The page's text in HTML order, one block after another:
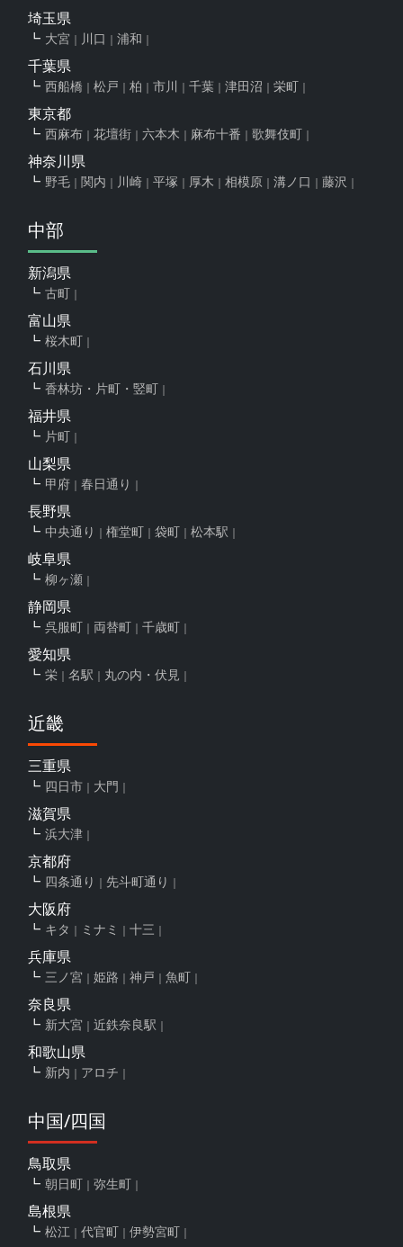
埼玉県
大宮 川口 浦和
千葉県
西船橋 松戸 柏 市川 千葉 津田沼 栄町
東京都
西麻布 花壇街 六本木 麻布十番 歌舞伎町
神奈川県
野毛 関内 川崎 平塚 厚木 相模原 溝ノ口 藤沢
中部
新潟県
古町
富山県
桜木町
石川県
香林坊・片町・竪町
福井県
片町
山梨県
甲府 春日通り
長野県
中央通り 権堂町 袋町 松本駅
岐阜県
柳ヶ瀬
静岡県
呉服町 両替町 千歳町
愛知県
栄 名駅 丸の内・伏見
近畿
三重県
四日市 大門
滋賀県
浜大津
京都府
四条通り 先斗町通り
大阪府
キタ ミナミ 十三
兵庫県
三ノ宮 姫路 神戸 魚町
奈良県
新大宮 近鉄奈良駅
和歌山県
新内 アロチ
中国/四国
鳥取県
朝日町 弥生町
島根県
松江 代官町 伊勢宮町